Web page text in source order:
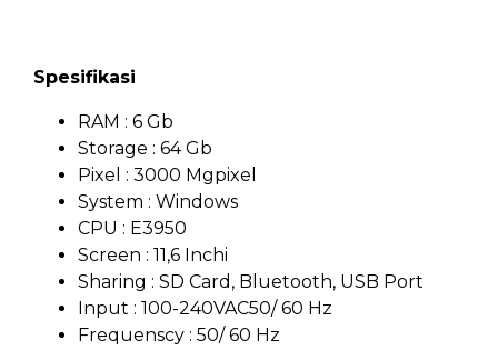
Spesifikasi
RAM : 6 Gb
Storage : 64 Gb
Pixel : 3000 Mgpixel
System : Windows
CPU : E3950
Screen : 11,6 Inchi
Sharing : SD Card, Bluetooth, USB Port
Input : 100-240VAC50/ 60 Hz
Frequenscy : 50/ 60 Hz